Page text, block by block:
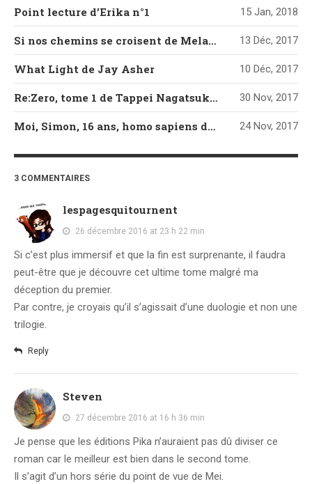
Point lecture d’Erika n°1 15 Jan, 2018
Si nos chemins se croisent de Melanie Harlow 13 Déc, 2017
What Light de Jay Asher 10 Déc, 2017
Re:Zero, tome 1 de Tappei Nagatsuki et Shinichirou Otsuka 30 Nov, 2017
Moi, Simon, 16 ans, homo sapiens de Becky Albertalli 24 Nov, 2017
3 COMMENTAIRES
lespagesquitournent
26 décembre 2016 at 23 h 22 min
Si c’est plus immersif et que la fin est surprenante, il faudra
peut-être que je découvre cet ultime tome malgré ma
déception du premier.
Par contre, je croyais qu’il s’agissait d’une duologie et non une
trilogie.
Reply
Steven
27 décembre 2016 at 16 h 36 min
Je pense que les éditions Pika n’auraient pas dû diviser ce
roman car le meilleur est bien dans le second tome.
Il s’agit d’un hors série du point de vue de Mei.